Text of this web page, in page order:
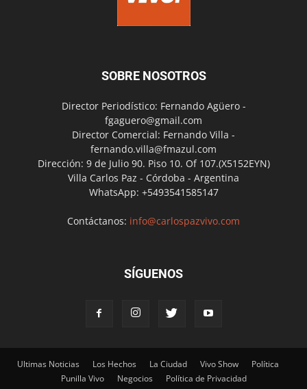
SOBRE NOSOTROS
Director Periodístico: Fernando Agüero -
fgaguero@gmail.com
Director Comercial: Fernando Villa -
fernando.villa@fmazul.com
Dirección: 9 de Julio 90. Piso 10. Of 107.(X5152EYN)
Villa Carlos Paz - Córdoba - Argentina
WhatsApp: +5493541585147
Contáctanos: info@carlospazvivo.com
SÍGUENOS
Ultimas Noticias Los Hechos La Ciudad Vivo Show
Política
Punilla Vivo
Negocios Política de Privacidad